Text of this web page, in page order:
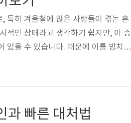
특히 겨울철에 많은 사람들이 겪는 흔
적인 상태라고 생각하기 쉽지만, 이 증
있을 수 있습니다. 때문에 이를 방치하
증은 여성에게 더 흔히 발생하지만,
과 빠른 대처법